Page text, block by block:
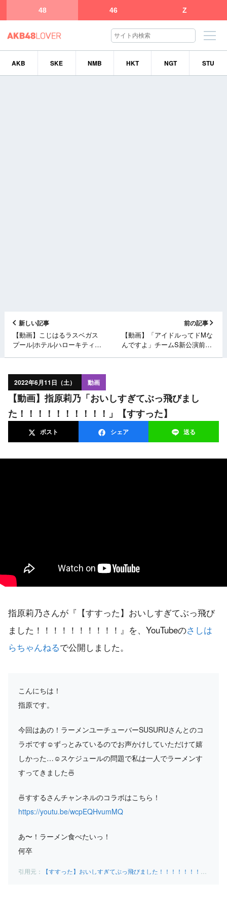
48 46 Z
AKB SKE NMB HKT NGT STU
新しい記事
【動画】こじはるラスベガス
プール|ホテル|ハローキティカ
前の記事
【動画】「アイドルってドMな
んですよ」チームS新公演前日
2022年6月11日（土） 動画
【動画】指原莉乃「おいしすぎてぶっ飛びまし
た！！！！！！！！！！」【すすった】
ポスト シェア 送る
指原莉乃さんが『【すすった】おいしすぎてぶっ飛び
ました！！！！！！！！！！』を、YouTubeのさしは
らちゃんねるで公開しました。
こんにちは！
指原です。
今回はあの！ラーメンユーチューバーSUSURUさんとのコ
ラボです☺️ずっとみているのでお声かけしていただけて嬉
しかった…☺️スケジュールの問題で私は一人でラーメンす
すってきました🍜
🍜すするさんチャンネルのコラボはこちら！
https://youtu.be/wcpEQHvumMQ
あ〜！ラーメン食べたいっ！
何卒
【すすった】おいしすぎてぶっ飛びました！！！！！！！！！！ – YouTube